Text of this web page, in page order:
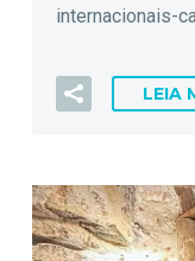
internacionais-
LEIA